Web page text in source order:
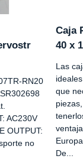
RN20
AC230V
OUTPUT:
no
Caja
40 x
Las
que
De...